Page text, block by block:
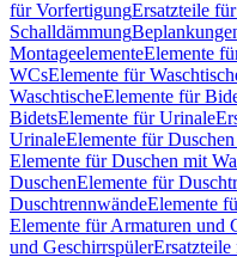
für VorfertigungErsatzteile
Schalldämmung
MontageelementeElemente
WCsElemente für
WaschtischeElemente für
BidetsElemente für Urinale
UrinaleElemente für
Elemente für Duschen mit
DuschenElemente für
DuschtrennwändeElemente
Elemente für Armaturen und
und GeschirrspülerErsatzteile